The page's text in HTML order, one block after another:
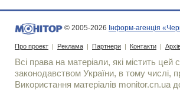
© 2005-2026 Інформ-агенція
Про проект | Реклама | Партнери | Контакти |
Всі права на матеріали, які містить цей
законодавством України, в тому числі,
Використання матерiалiв monitor.cn.ua